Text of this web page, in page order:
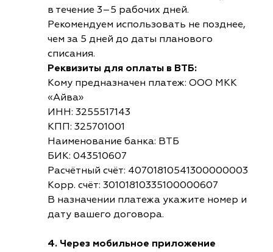
в течение 3–5 рабочих дней.
Рекомендуем использовать не позднее,
чем за 5 дней до даты планового
списания.
Реквизиты для оплаты в ВТБ:
Кому предназначен платеж: ООО МКК
«Айва»
ИНН: 3255517143
КПП: 325701001
Наименование банка: ВТБ
БИК: 043510607
Расчётный счёт: 40701810541300000003
Корр. счёт: 30101810335100000607
В назначении платежа укажите номер и
дату вашего договора.
4. Через мобильное приложение